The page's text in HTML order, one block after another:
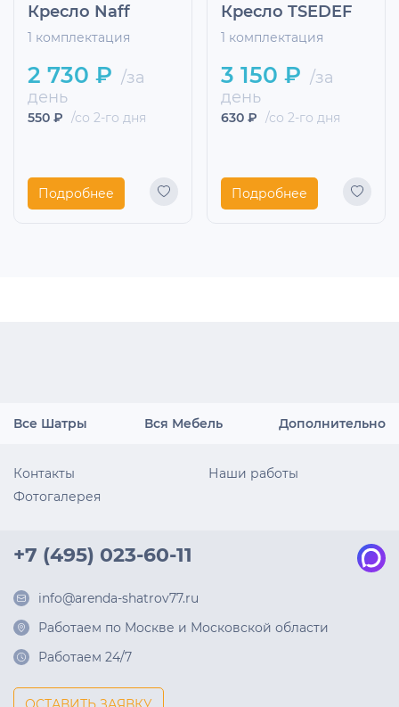
Кресло Naff
1 комплектация
2 730 ₽ /за
день
550 ₽ /со 2-го дня
Подробнее
Кресло TSEDEF
1 комплектация
3 150 ₽ /за
день
630 ₽ /со 2-го дня
Подробнее
Все Шатры Вся Мебель Дополнительно
Контакты
Наши работы
Фотогалерея
+7 (495) 023-60-11
info@arenda-shatrov77.ru
Работаем по Москве и Московской области
Работаем 24/7